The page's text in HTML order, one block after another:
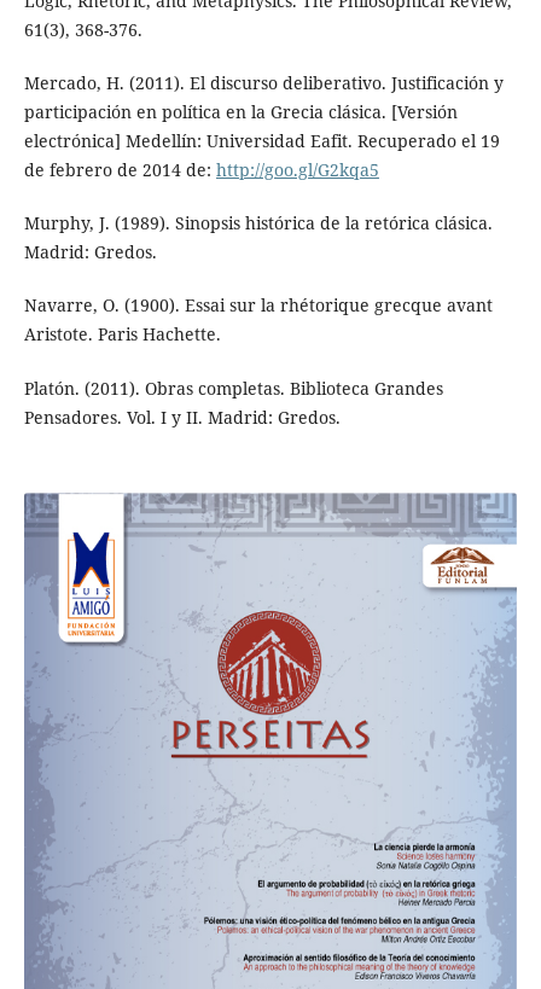
61(3), 368-376.
Mercado, H. (2011). El discurso deliberativo. Justificación y
participación en política en la Grecia clásica. [Versión
electrónica] Medellín: Universidad Eafit. Recuperado el 19
de febrero de 2014 de: http://goo.gl/G2kqa5
Murphy, J. (1989). Sinopsis histórica de la retórica clásica.
Madrid: Gredos.
Navarre, O. (1900). Essai sur la rhétorique grecque avant
Aristote. Paris Hachette.
Platón. (2011). Obras completas. Biblioteca Grandes
Pensadores. Vol. I y II. Madrid: Gredos.